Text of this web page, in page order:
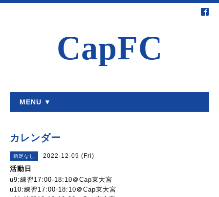
CapFC
MENU ▼
カレンダー
指定なし 2022-12-09 (Fri)
活動日
u9:練習17:00-18:10＠Cap東大宮
u10:練習17:00-18:10＠Cap東大宮